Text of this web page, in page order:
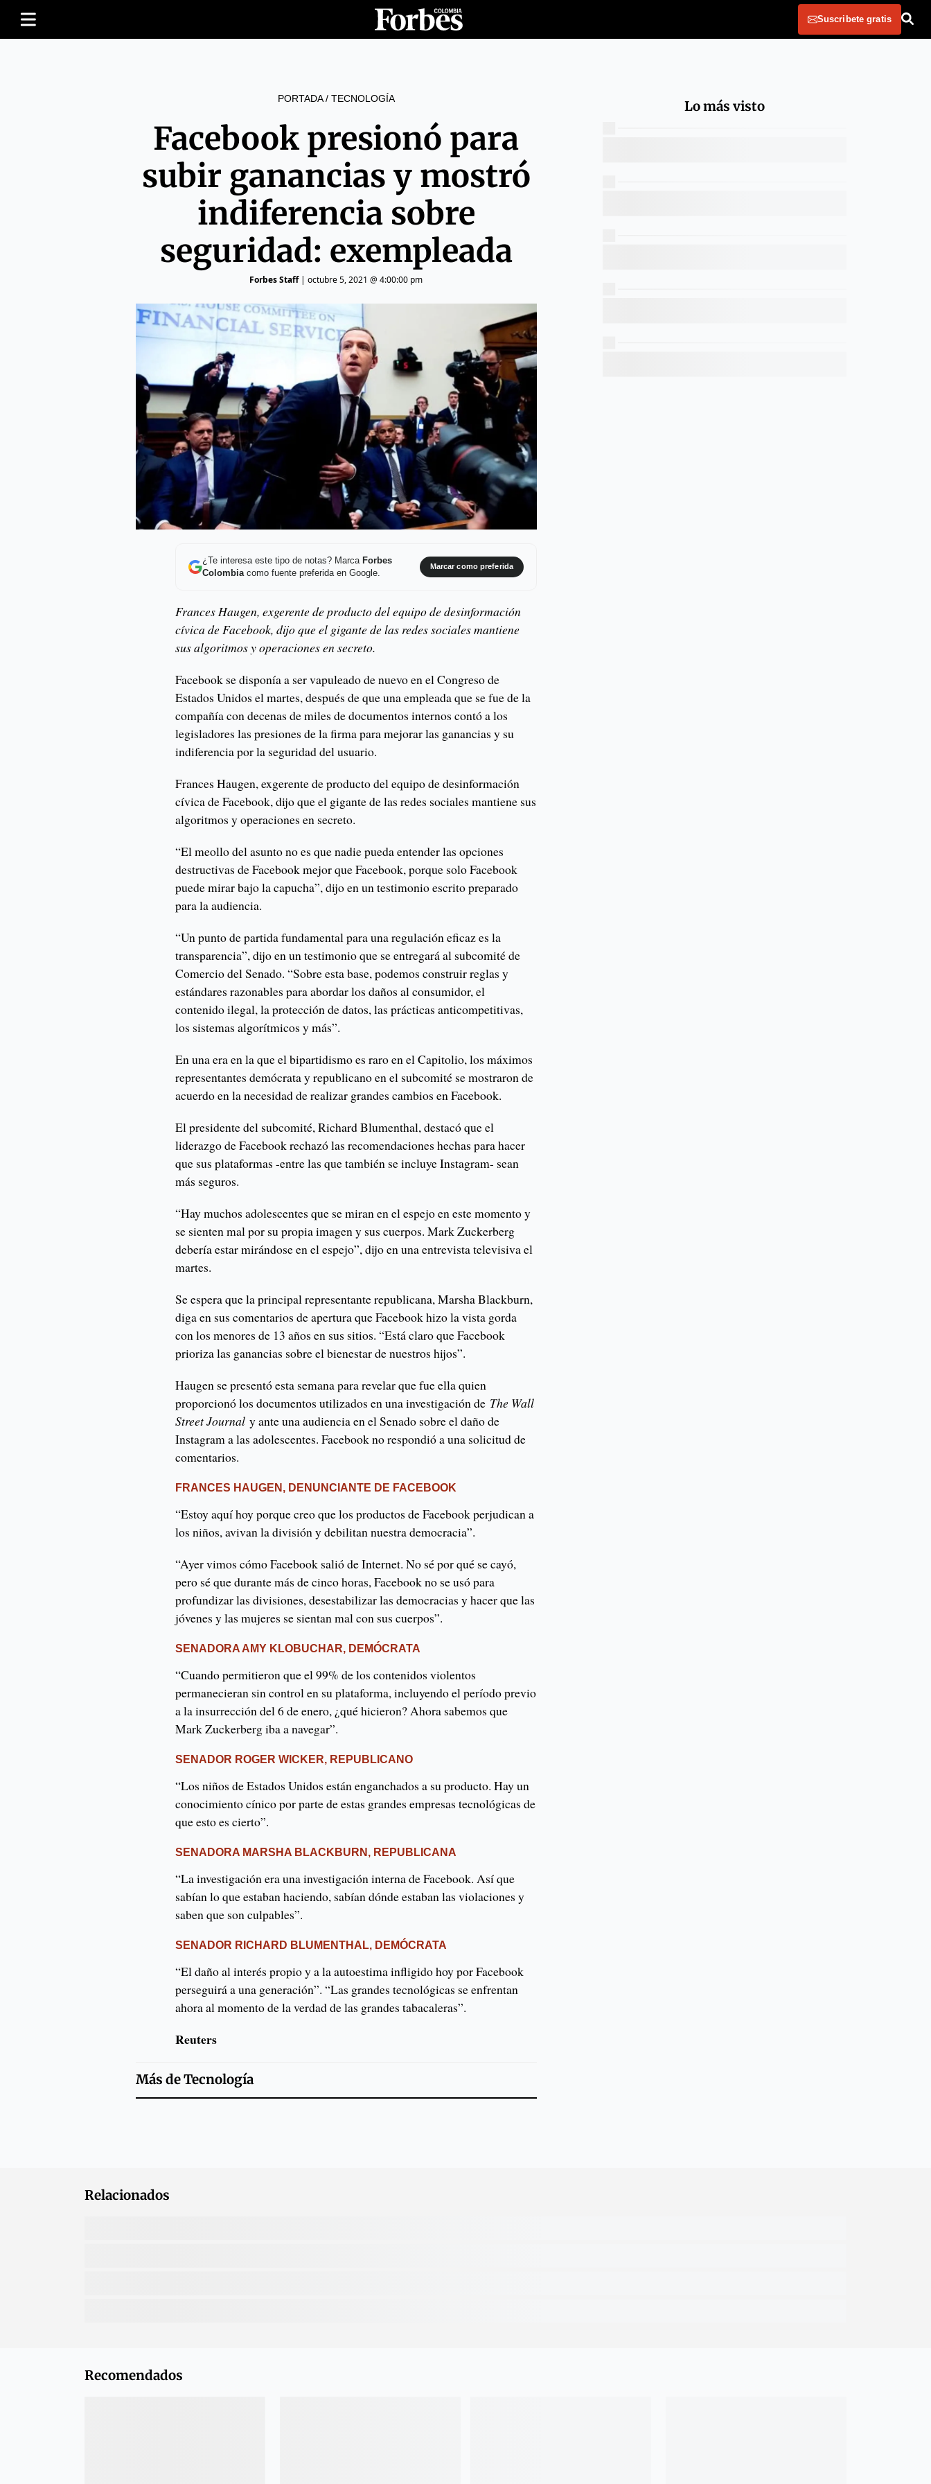
Suscribete gratis
PORTADA/ TECNOLOGÍA
Facebook presionó para
subir ganancias y mostró
indiferencia sobre
seguridad: exempleada
Forbes Staff| octubre 5, 2021 @ 4:00:00 pm
¿Te interesa este tipo de notas? Marca Forbes
Colombiacomo fuente preferida en Google.
Marcar como preferida
Frances Haugen, exgerente de producto del equipo de desinformación
cívica de Facebook, dijo que el gigante de las redes sociales mantiene
sus algoritmos y operaciones en secreto.
Facebook se disponía a ser vapuleado de nuevo en el Congreso de
Estados Unidos el martes, después de que una empleada que se fue de la
compañía con decenas de miles de documentos internos contó a los
legisladores las presiones de la firma para mejorar las ganancias y su
indiferencia por la seguridad del usuario.
Frances Haugen, exgerente de producto del equipo de desinformación
cívica de Facebook, dijo que el gigante de las redes sociales mantiene sus
algoritmos y operaciones en secreto.
“El meollo del asunto no es que nadie pueda entender las opciones
destructivas de Facebook mejor que Facebook, porque solo Facebook
puede mirar bajo la capucha”, dijo en un testimonio escrito preparado
para la audiencia.
“Un punto de partida fundamental para una regulación eficaz es la
transparencia”, dijo en un testimonio que se entregará al subcomité de
Comercio del Senado. “Sobre esta base, podemos construir reglas y
estándares razonables para abordar los daños al consumidor, el
contenido ilegal, la protección de datos, las prácticas anticompetitivas,
los sistemas algorítmicos y más”.
En una era en la que el bipartidismo es raro en el Capitolio, los máximos
representantes demócrata y republicano en el subcomité se mostraron de
acuerdo en la necesidad de realizar grandes cambios en Facebook.
El presidente del subcomité, Richard Blumenthal, destacó que el
liderazgo de Facebook rechazó las recomendaciones hechas para hacer
que sus plataformas -entre las que también se incluye Instagram- sean
más seguros.
“Hay muchos adolescentes que se miran en el espejo en este momento y
se sienten mal por su propia imagen y sus cuerpos. Mark Zuckerberg
debería estar mirándose en el espejo”, dijo en una entrevista televisiva el
martes.
Se espera que la principal representante republicana, Marsha Blackburn,
diga en sus comentarios de apertura que Facebook hizo la vista gorda
con los menores de 13 años en sus sitios. “Está claro que Facebook
prioriza las ganancias sobre el bienestar de nuestros hijos”.
Haugen se presentó esta semana para revelar que fue ella quien
proporcionó los documentos utilizados en una investigación de The Wall
Street Journal y ante una audiencia en el Senado sobre el daño de
Instagram a las adolescentes. Facebook no respondió a una solicitud de
comentarios.
FRANCES HAUGEN, DENUNCIANTE DE FACEBOOK
“Estoy aquí hoy porque creo que los productos de Facebook perjudican a
los niños, avivan la división y debilitan nuestra democracia”.
“Ayer vimos cómo Facebook salió de Internet. No sé por qué se cayó,
pero sé que durante más de cinco horas, Facebook no se usó para
profundizar las divisiones, desestabilizar las democracias y hacer que las
jóvenes y las mujeres se sientan mal con sus cuerpos”.
SENADORA AMY KLOBUCHAR, DEMÓCRATA
“Cuando permitieron que el 99% de los contenidos violentos
permanecieran sin control en su plataforma, incluyendo el período previo
a la insurrección del 6 de enero, ¿qué hicieron? Ahora sabemos que
Mark Zuckerberg iba a navegar”.
SENADOR ROGER WICKER, REPUBLICANO
“Los niños de Estados Unidos están enganchados a su producto. Hay un
conocimiento cínico por parte de estas grandes empresas tecnológicas de
que esto es cierto”.
SENADORA MARSHA BLACKBURN, REPUBLICANA
“La investigación era una investigación interna de Facebook. Así que
sabían lo que estaban haciendo, sabían dónde estaban las violaciones y
saben que son culpables”.
SENADOR RICHARD BLUMENTHAL, DEMÓCRATA
“El daño al interés propio y a la autoestima infligido hoy por Facebook
perseguirá a una generación”. “Las grandes tecnológicas se enfrentan
ahora al momento de la verdad de las grandes tabacaleras”.
Reuters
Más deTecnología
Lo más visto
Relacionados
Recomendados